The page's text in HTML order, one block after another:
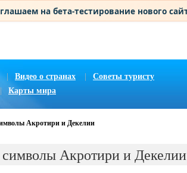
на бета-тестирование нового
| Видео о странах
Советы туристу
Карты мира
Акротири и Декелии
Акротири и Декелии